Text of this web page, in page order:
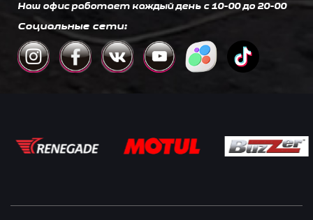
Наш офис работает каждый день c 10-00 до 20-00
Социальные сети: